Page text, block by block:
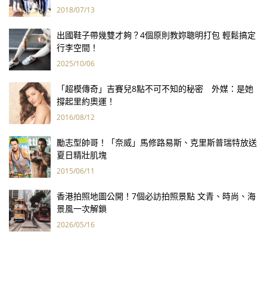
2018/07/13
出國鞋子帶幾雙才夠？4個原則教妳聰明打包 輕鬆搞定
行李空間！
2025/10/06
「超模傳奇」吉賽兒8點不可不知的秘密 外媒：是她
撐起里約奧運！
2016/08/12
勵志型帥哥！「奈威」馬修路易斯、克里斯普瑞特放送
夏日精壯肌塊
2015/06/11
香港拍照地圖公開！7個必訪拍照景點 文青、時尚、海
景風一次解鎖
2026/05/16